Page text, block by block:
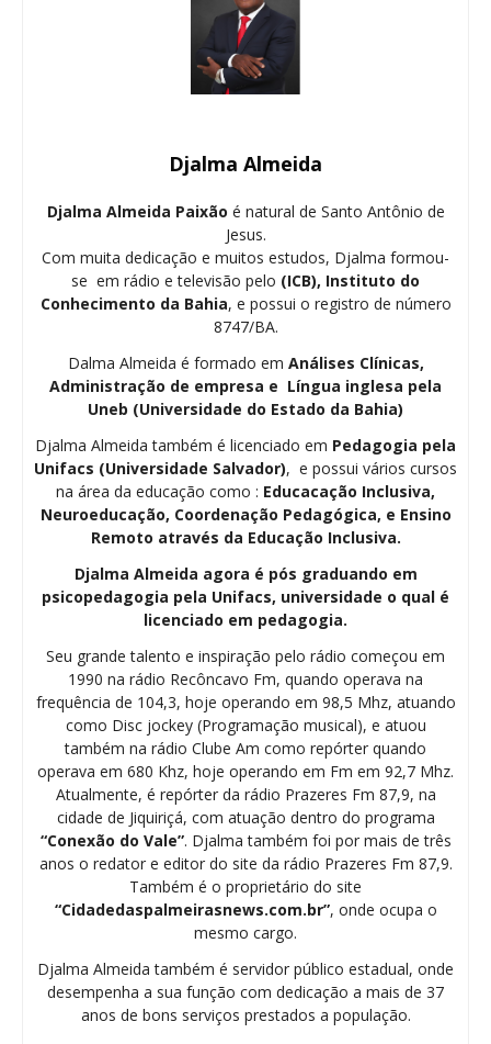
Djalma Almeida
Djalma Almeida Paixão é natural de Santo Antônio de
Jesus.
Com muita dedicação e muitos estudos, Djalma formou-
se em rádio e televisão pelo (ICB), Instituto do
Conhecimento da Bahia, e possui o registro de número
8747/BA.
Dalma Almeida é formado em Análises Clínicas,
Administração de empresa e Língua inglesa pela
Uneb (Universidade do Estado da Bahia)
Djalma Almeida também é licenciado em Pedagogia pela
Unifacs (Universidade Salvador), e possui vários cursos
na área da educação como : Educacação Inclusiva,
Neuroeducação, Coordenação Pedagógica, e Ensino
Remoto através da Educação Inclusiva.
Djalma Almeida agora é pós graduando em
psicopedagogia pela Unifacs, universidade o qual é
licenciado em pedagogia.
Seu grande talento e inspiração pelo rádio começou em
1990 na rádio Recôncavo Fm, quando operava na
frequência de 104,3, hoje operando em 98,5 Mhz, atuando
como Disc jockey (Programação musical), e atuou
também na rádio Clube Am como repórter quando
operava em 680 Khz, hoje operando em Fm em 92,7 Mhz.
Atualmente, é repórter da rádio Prazeres Fm 87,9, na
cidade de Jiquiriçá, com atuação dentro do programa
“Conexão do Vale”. Djalma também foi por mais de três
anos o redator e editor do site da rádio Prazeres Fm 87,9.
Também é o proprietário do site
“Cidadedaspalmeirasnews.com.br”, onde ocupa o
mesmo cargo.
Djalma Almeida também é servidor público estadual, onde
desempenha a sua função com dedicação a mais de 37
anos de bons serviços prestados a população.